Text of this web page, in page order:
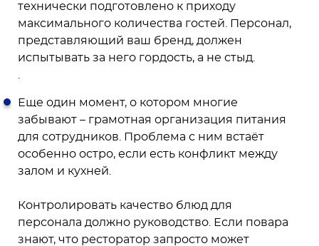
технически подготовлено к приходу
максимального количества гостей. Персонал,
представляющий ваш бренд, должен
испытывать за него гордость, а не стыд.
Еще один момент, о котором многие
забывают – грамотная организация питания
для сотрудников. Проблема с ним встаёт
особенно остро, если есть конфликт между
залом и кухней.
Контролировать качество блюд для
персонала должно руководство. Если повара
знают, что ресторатор запросто может